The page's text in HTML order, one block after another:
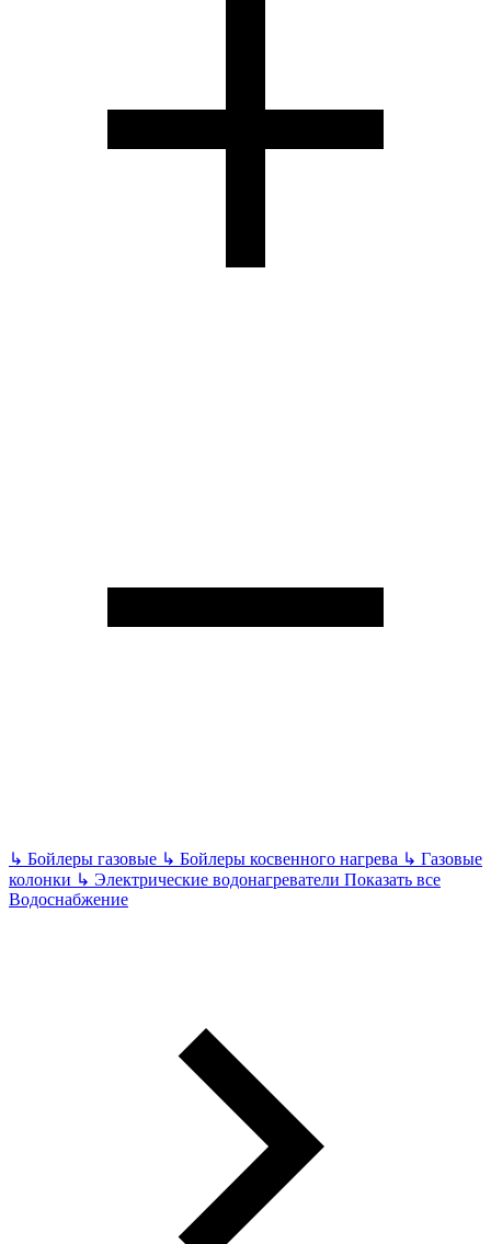
↳ Бойлеры газовые ↳ Бойлеры косвенного нагрева ↳ Газовые
колонки ↳ Электрические водонагреватели Показать все
Водоснабжение